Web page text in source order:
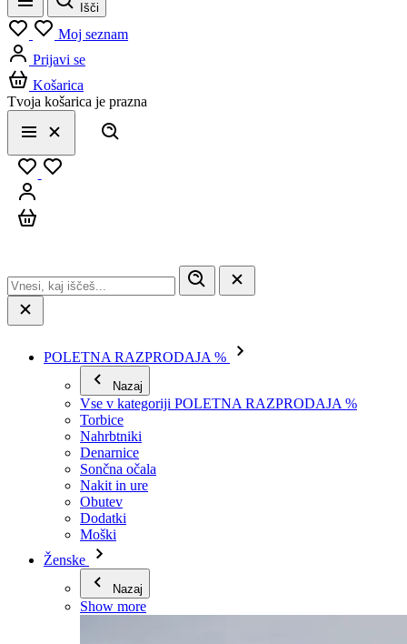
Meni
Išči
Moj seznam
Prijavi se
Košarica
Tvoja košarica je prazna
Meni
Zapri
POLETNA RAZPRODAJA %
Nazaj
Vse v kategoriji POLETNA RAZPRODAJA %
Torbice
Nahrbtniki
Denarnice
Sončna očala
Nakit in ure
Obutev
Dodatki
Moški
Ženske
Nazaj
Show more